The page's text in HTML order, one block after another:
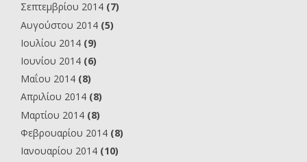
Σεπτεμβρίου 2014 (7)
Αυγούστου 2014 (5)
Ιουλίου 2014 (9)
Ιουνίου 2014 (6)
Μαΐου 2014 (8)
Απριλίου 2014 (8)
Μαρτίου 2014 (8)
Φεβρουαρίου 2014 (8)
Ιανουαρίου 2014 (10)